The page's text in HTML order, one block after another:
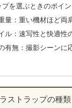
を選ぶときのポイン
量：重い機材ほど両
ル：速写性と快適性
有無：撮影シーンに
ストラップの種